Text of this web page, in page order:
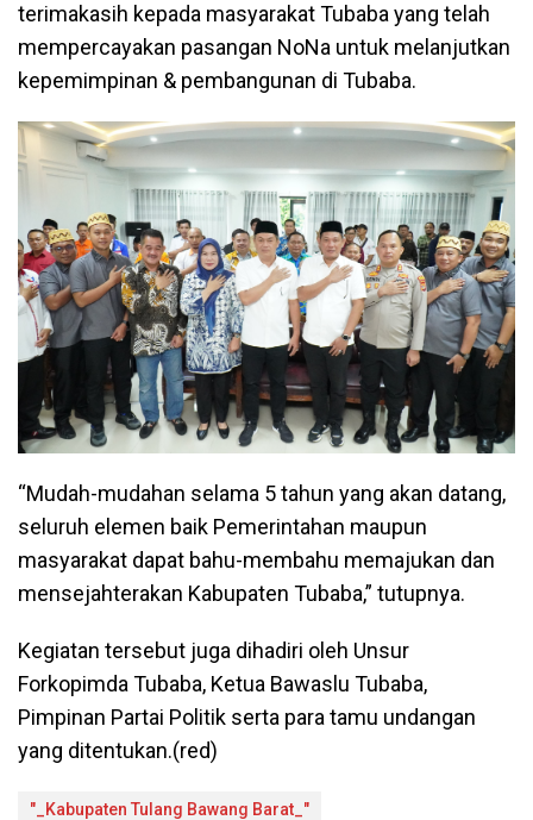
terimakasih kepada masyarakat Tubaba yang telah
mempercayakan pasangan NoNa untuk melanjutkan
kepemimpinan & pembangunan di Tubaba.
“Mudah-mudahan selama 5 tahun yang akan datang,
seluruh elemen baik Pemerintahan maupun
masyarakat dapat bahu-membahu memajukan dan
mensejahterakan Kabupaten Tubaba,” tutupnya.
Kegiatan tersebut juga dihadiri oleh Unsur
Forkopimda Tubaba, Ketua Bawaslu Tubaba,
Pimpinan Partai Politik serta para tamu undangan
yang ditentukan.(red)
"_Kabupaten Tulang Bawang Barat_"